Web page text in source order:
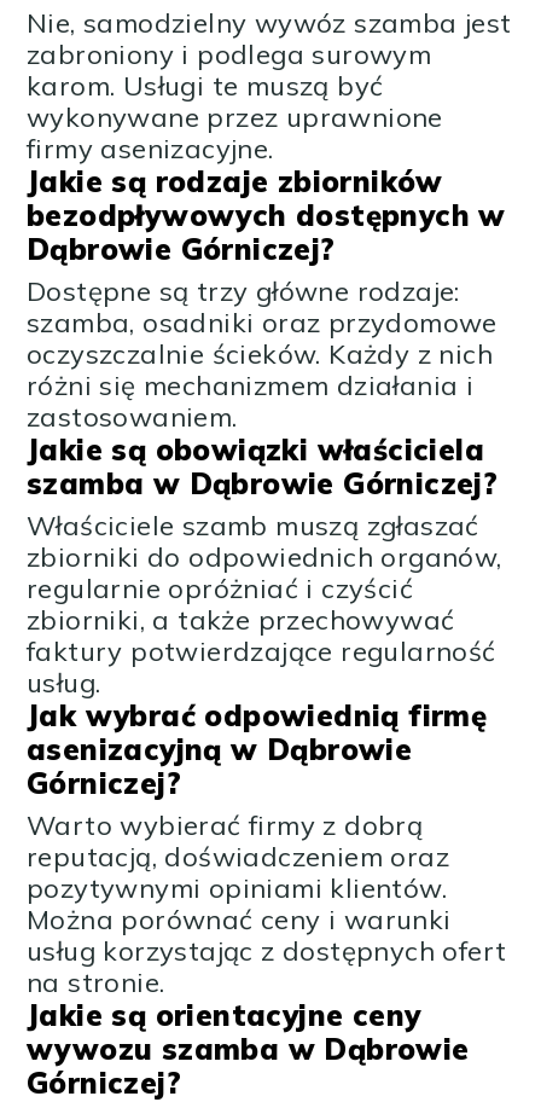
Nie, samodzielny wywóz szamba jest
zabroniony i podlega surowym
karom. Usługi te muszą być
wykonywane przez uprawnione
firmy asenizacyjne.
Jakie są rodzaje zbiorników
bezodpływowych dostępnych w
Dąbrowie Górniczej?
Dostępne są trzy główne rodzaje:
szamba, osadniki oraz przydomowe
oczyszczalnie ścieków. Każdy z nich
różni się mechanizmem działania i
zastosowaniem.
Jakie są obowiązki właściciela
szamba w Dąbrowie Górniczej?
Właściciele szamb muszą zgłaszać
zbiorniki do odpowiednich organów,
regularnie opróżniać i czyścić
zbiorniki, a także przechowywać
faktury potwierdzające regularność
usług.
Jak wybrać odpowiednią firmę
asenizacyjną w Dąbrowie
Górniczej?
Warto wybierać firmy z dobrą
reputacją, doświadczeniem oraz
pozytywnymi opiniami klientów.
Można porównać ceny i warunki
usług korzystając z dostępnych ofert
na stronie.
Jakie są orientacyjne ceny
wywozu szamba w Dąbrowie
Górniczej?